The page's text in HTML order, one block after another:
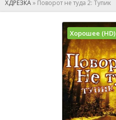
ХДРЕЗКА» Поворот не туда 2: Тупик
Хорошее (HD)